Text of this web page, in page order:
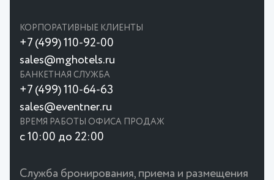
КОРПОРАТИВНЫЕ КЛИЕНТЫ
+7 (499) 110-92-00
sales@mghotels.ru
БАНКЕТНАЯ СЛУЖБА
+7 (499) 110-64-63
sales@eventner.ru
ВРЕМЯ РАБОТЫ ОФИСА ПРОДАЖ
с 10:00 до 22:00
Служба бронирования, приема и размещения